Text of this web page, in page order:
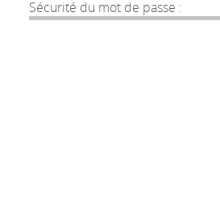
Sécurité du mot de passe :